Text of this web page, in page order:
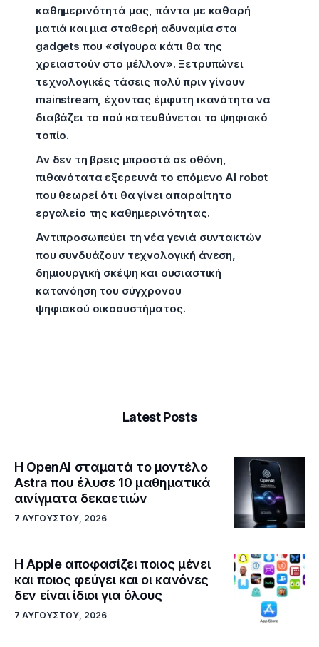
καθημερινότητά μας, πάντα με καθαρή
ματιά και μια σταθερή αδυναμία στα
gadgets που «σίγουρα κάτι θα της
χρειαστούν στο μέλλον». Ξετρυπώνει
τεχνολογικές τάσεις πολύ πριν γίνουν
mainstream, έχοντας έμφυτη ικανότητα να
διαβάζει το πού κατευθύνεται το ψηφιακό
τοπίο.
Αν δεν τη βρεις μπροστά σε οθόνη,
πιθανότατα εξερευνά το επόμενο AI robot
που θεωρεί ότι θα γίνει απαραίτητο
εργαλείο της καθημερινότητας.
Αντιπροσωπεύει τη νέα γενιά συντακτών
που συνδυάζουν τεχνολογική άνεση,
δημιουργική σκέψη και ουσιαστική
κατανόηση του σύγχρονου
ψηφιακού οικοσυστήματος.
Latest Posts
Η OpenAI σταματά το μοντέλο
Astra που έλυσε 10 μαθηματικά
αινίγματα δεκαετιών
7 ΑΥΓΟΎΣΤΟΥ, 2026
Η Apple αποφασίζει ποιος μένει
και ποιος φεύγει και οι κανόνες
δεν είναι ίδιοι για όλους
7 ΑΥΓΟΎΣΤΟΥ, 2026